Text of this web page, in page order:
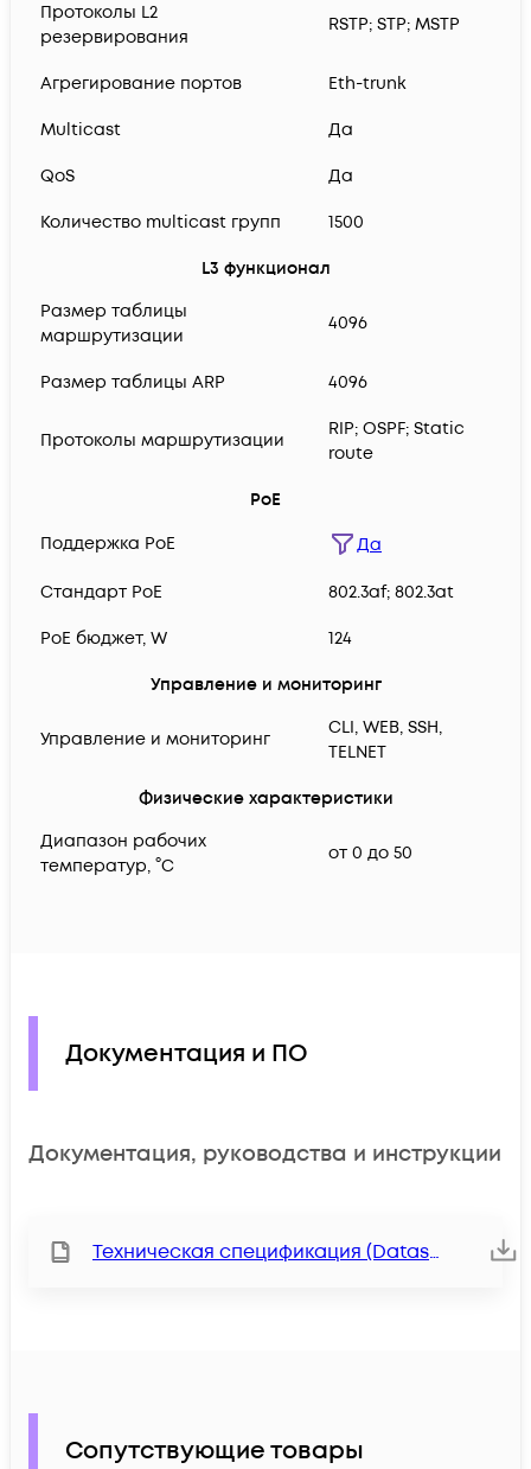
Протоколы L2
резервирования
RSTP; STP; MSTP
Агрегирование портов Eth-trunk
Multicast Да
QoS Да
Количество multicast групп 1500
L3 функционал
Размер таблицы
маршрутизации
4096
Размер таблицы ARP 4096
Протоколы маршрутизации
RIP; OSPF; Static
route
PoE
Поддержка PoE
Да
Cтандарт PoE 802.3af; 802.3at
PoE бюджет, W 124
Управление и мониторинг
Управление и мониторинг
CLI, WEB, SSH,
TELNET
Физические характеристики
Диапазон рабочих
температур, °C
от 0 до 50
Документация и ПО
Документация, руководства и инструкции
Техническая спецификация (Datasheet)
Сопутствующие товары